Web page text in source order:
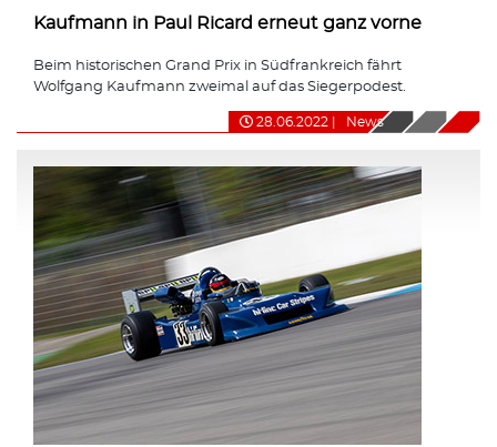
Kaufmann in Paul Ricard erneut ganz vorne
Beim historischen Grand Prix in Südfrankreich fährt
Wolfgang Kaufmann zweimal auf das Siegerpodest.
28.06.2022 News